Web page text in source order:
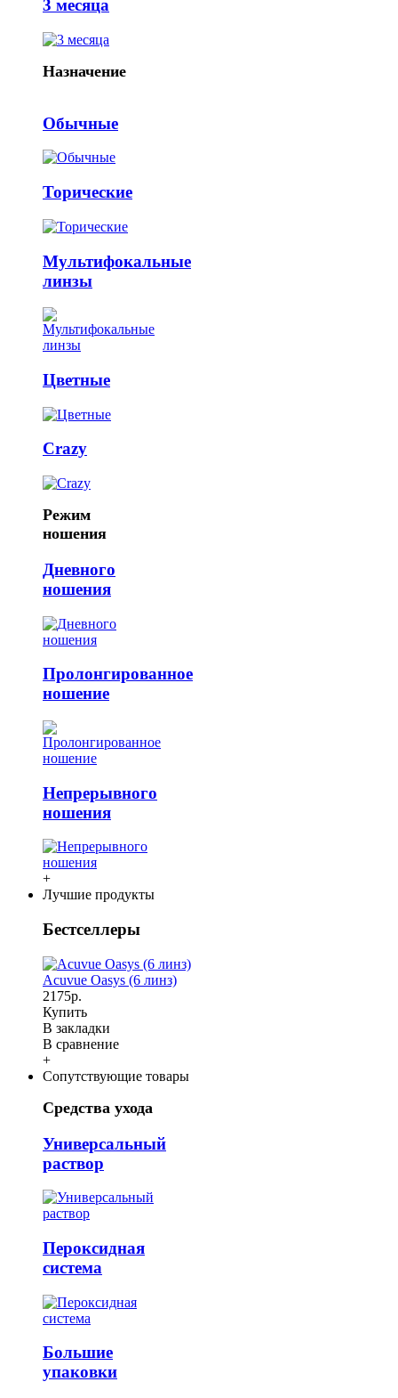
3 месяца
Назначение
Обычные
Торические
Мультифокальные
линзы
Цветные
Crazy
Режим
ношения
Дневного
ношения
Пролонгированное
ношение
Непрерывного
ношения
+
Лучшие продукты
Бестселлеры
Acuvue Oasys (6 линз)
2175р.
Купить
В закладки
В сравнение
+
Сопутствующие товары
Средства ухода
Универсальный
раствор
Пероксидная
система
Большие
упаковки